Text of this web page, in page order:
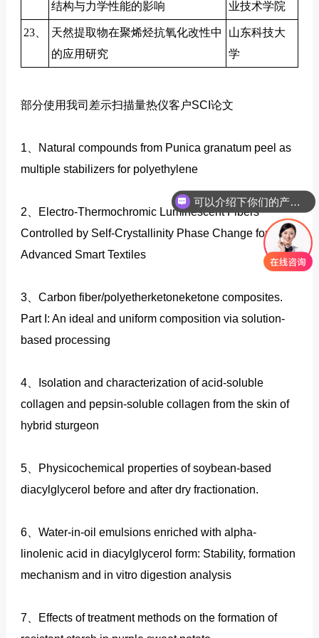
结构与力学性能的影响 业技术学院
23、
天然提取物在聚烯烃抗氧化改性中
的应用研究
山东科技大
学
部分使用我司差示扫描量热仪客户SCI论文
1、Natural compounds from Punica granatum peel as
multiple stabilizers for polyethylene
2、Electro-Thermochromic Luminescent Fibers
Controlled by Self-Crystallinity Phase Change for
Advanced Smart Textiles
3、Carbon fiber/polyetherketoneketone composites.
Part I: An ideal and uniform composition via solution‐
based processing
4、Isolation and characterization of acid-soluble
collagen and pepsin-soluble collagen from the skin of
hybrid sturgeon
5、Physicochemical properties of soybean-based
diacylglycerol before and after dry fractionation.
6、Water-in-oil emulsions enriched with alpha-
linolenic acid in diacylglycerol form: Stability, formation
mechanism and in vitro digestion analysis
7、Effects of treatment methods on the formation of
如何联系你们公司？